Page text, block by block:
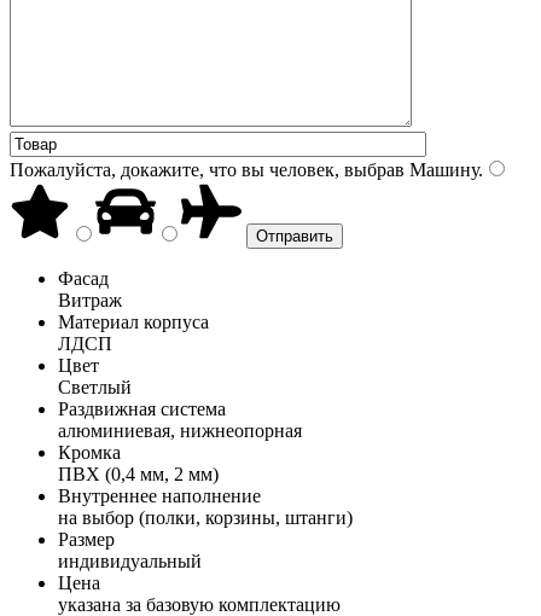
Пожалуйста, докажите, что вы человек, выбрав Машину.
Фасад
Витраж
Материал корпуса
ЛДСП
Цвет
Светлый
Раздвижная система
алюминиевая, нижнеопорная
Кромка
ПВХ (0,4 мм, 2 мм)
Внутреннее наполнение
на выбор (полки, корзины, штанги)
Размер
индивидуальный
Цена
указана за базовую комплектацию